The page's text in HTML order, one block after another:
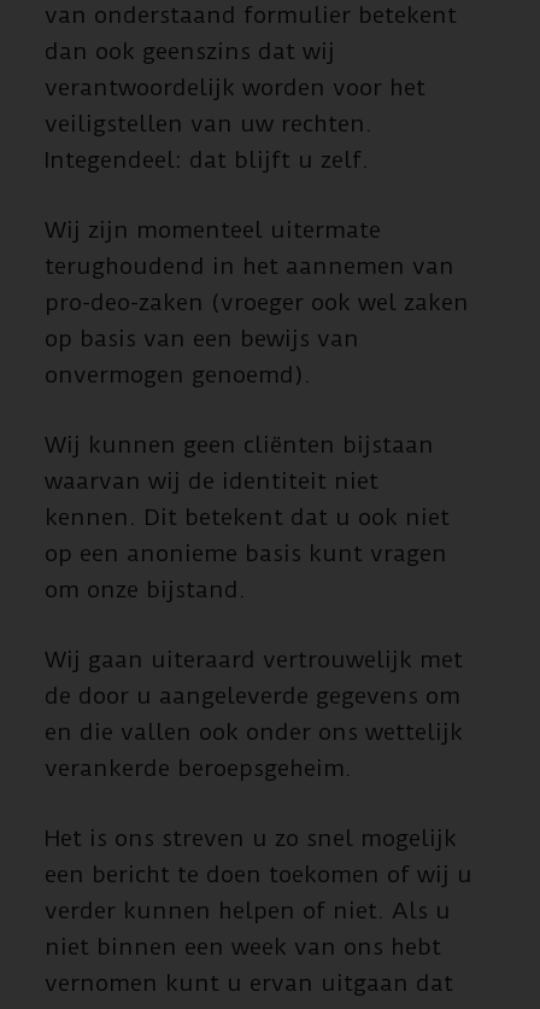
van onderstaand formulier betekent
dan ook geenszins dat wij
verantwoordelijk worden voor het
veiligstellen van uw rechten.
Integendeel: dat blijft u zelf.
Wij zijn momenteel uitermate
terughoudend in het aannemen van
pro-deo-zaken (vroeger ook wel zaken
op basis van een bewijs van
onvermogen genoemd).
Wij kunnen geen cliënten bijstaan
waarvan wij de identiteit niet
kennen. Dit betekent dat u ook niet
op een anonieme basis kunt vragen
om onze bijstand.
Wij gaan uiteraard vertrouwelijk met
de door u aangeleverde gegevens om
en die vallen ook onder ons wettelijk
verankerde beroepsgeheim.
Het is ons streven u zo snel mogelijk
een bericht te doen toekomen of wij u
verder kunnen helpen of niet. Als u
niet binnen een week van ons hebt
vernomen kunt u ervan uitgaan dat